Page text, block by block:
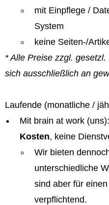
mit Einpflege /
System
keine Seiten-/
* Alle Preise zzgl.
sich ausschließlich an
Laufende (monatliche /
Mit brain at work (uns):
Kosten, keine
Wir bieten
unterschiedliche
sind aber für
verpflichtend.